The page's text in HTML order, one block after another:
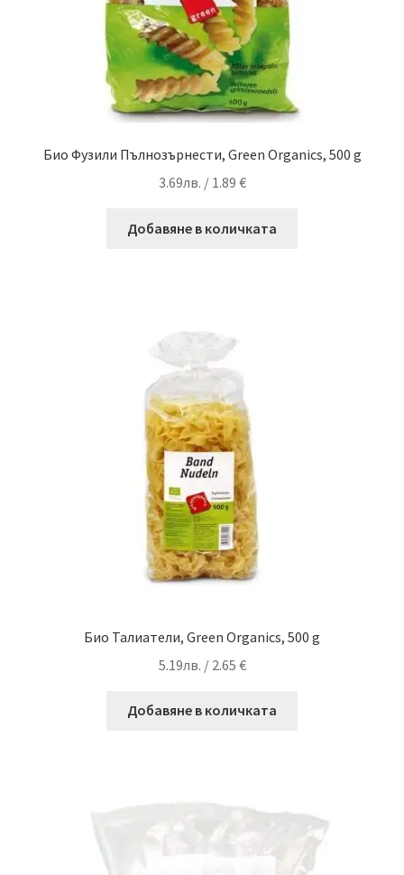
Био Фузили Пълнозърнести, Green Organics, 500 g
3.69лв. / 1.89 €
Добавяне в количката
Био Талиатели, Green Organics, 500 g
5.19лв. / 2.65 €
Добавяне в количката